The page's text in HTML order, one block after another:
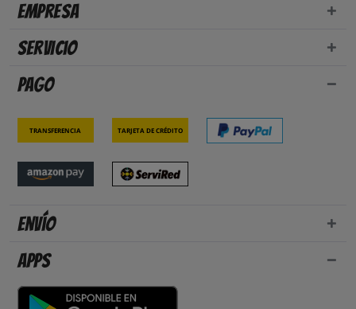
Empresa
Servicio
Pago
Transferencia Tarjeta de crédito
Envío
Apps